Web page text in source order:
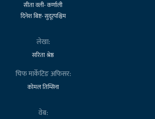
सीता वली- कर्णाली
दिनेश बिष्ट- सुदूरपश्चिम
लेखा:
सरिता श्रेष्ठ
चिफ मार्केटिङ अफिसर:
कोमल तिम्सिना
वेब: